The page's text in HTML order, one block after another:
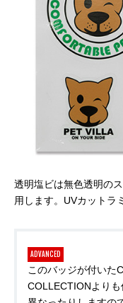
透明塩ビは無色透明の
用します。UVカットラ
ADVANCED
このバッジが付いた
COLLECTIONより